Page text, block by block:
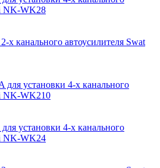
NK-WK28
х канального автоусилителя Swat
для установки 4-х канального
NK-WK210
установки 4-х канального
NK-WK24